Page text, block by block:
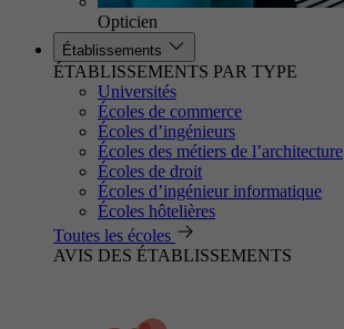
Opticien
Établissements
ÉTABLISSEMENTS PAR TYPE
Universités
Écoles de commerce
Écoles d’ingénieurs
Écoles des métiers de l’architecture
Écoles de droit
Écoles d’ingénieur informatique
Écoles hôtelières
Toutes les écoles
AVIS DES ÉTABLISSEMENTS